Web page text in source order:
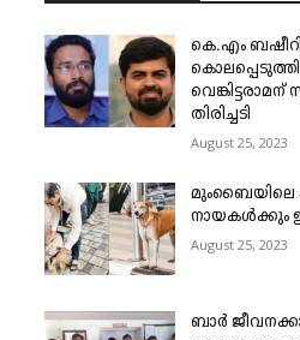
കെ.എം
തിരിച്ചടി
August 25, 2023
മുംബൈയിലെ
നായകൾക്കും
August 25, 2023
ബാർ